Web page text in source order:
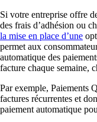
Si votre entreprise offre
des frais d’adhésion ou
la mise en place d’une
permet aux
automatique des
facture chaque semaine,
Par exemple, Paiements
factures récurrentes et
paiement automatique